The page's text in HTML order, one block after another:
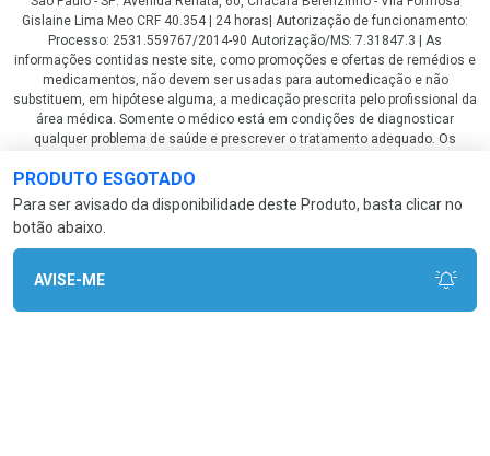
PRODUTO ESGOTADO
Para ser avisado da disponibilidade deste Produto, basta clicar no
botão abaixo.
AVISE-ME
Gislaine Lima Meo CRF 40.354 | 24 horas| Autorização de funcionamento:
Processo: 2531.559767/2014-90 Autorização/MS: 7.31847.3 | As
informações contidas neste site, como promoções e ofertas de remédios e
medicamentos, não devem ser usadas para automedicação e não
substituem, em hipótese alguma, a medicação prescrita pelo profissional da
área médica. Somente o médico está em condições de diagnosticar
qualquer problema de saúde e prescrever o tratamento adequado. Os
fotos contidas em nosso site são meramente ilustrativas. *Preços e
disponibilidade sujeitos a alterações no decorrer do dia. Antibióticos e
antimicrobianos vendas apenas em lojas físicas ou televendas. Portaria nº
344 - 01/02/1999 - Ministério da Saúde. Horário de funcionamento Central
LGPD Aceite os Cookies